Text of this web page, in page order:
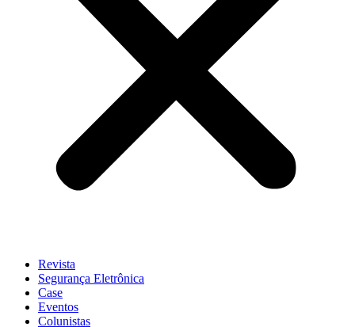
Revista
Segurança Eletrônica
Case
Eventos
Colunistas